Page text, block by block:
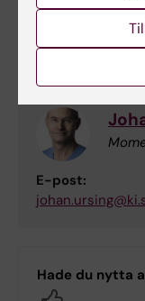
E-post:
Hade du nytta